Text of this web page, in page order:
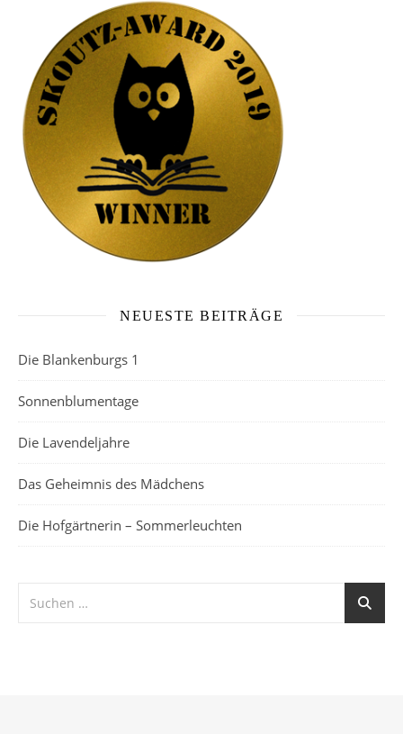
NEUESTE BEITRÄGE
Die Blankenburgs 1
Sonnenblumentage
Die Lavendeljahre
Das Geheimnis des Mädchens
Die Hofgärtnerin – Sommerleuchten